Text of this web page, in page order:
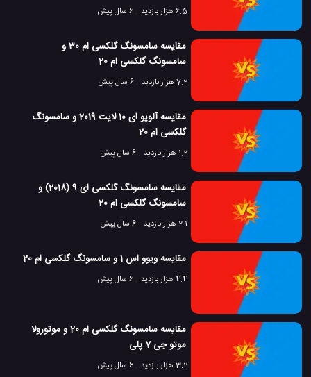
6.5 هزار بازدید 6 سال پیش
مقایسه سامسونگ گلکسی ام 30 و
سامسونگ گلکسی ام 20
7.2 هزار بازدید 6 سال پیش
مقایسه آلویو ای 10 لایت 2019 و سامسونگ
گلکسی ام 20
1.2 هزار بازدید 6 سال پیش
مقایسه سامسونگ گلکسی ای 9 (2018) و
سامسونگ گلکسی ام 20
2.1 هزار بازدید 6 سال پیش
مقایسه ویوو اس 1 و سامسونگ گلکسی ام 20
4.4 هزار بازدید 6 سال پیش
مقایسه سامسونگ گلکسی ام 20 و موتورولا
موتو جی 7 پلی
3.2 هزار بازدید 6 سال پیش